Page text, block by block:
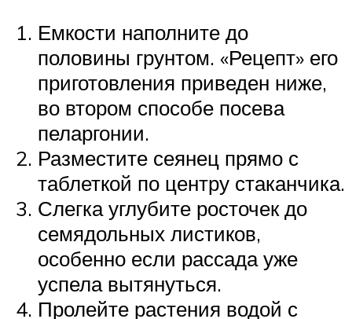
Емкости наполните до
половины грунтом. «Рецепт» его
приготовления приведен ниже,
во втором способе посева
пеларгонии.
Разместите сеянец прямо с
таблеткой по центру стаканчика.
Слегка углубите росточек до
семядольных листиков,
особенно если рассада уже
успела вытянуться.
Пролейте растения водой с